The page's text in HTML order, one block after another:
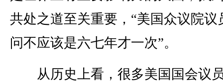
共处之道至关重要，“美国众议院议
问不应该是六七年才一次”。
从历史上看，很多美国国会议